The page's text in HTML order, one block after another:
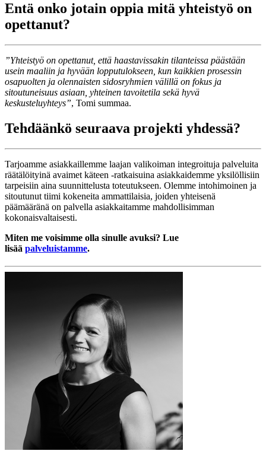
Entä onko jotain oppia mitä yhteistyö on
opettanut?
”Yhteistyö on opettanut, että haastavissakin tilanteissa päästään
usein maaliin ja hyvään lopputulokseen, kun kaikkien prosessin
osapuolten ja olennaisten sidosryhmien välillä on fokus ja
sitoutuneisuus asiaan, yhteinen tavoitetila sekä hyvä
keskusteluyhteys”, Tomi summaa.
Tehdäänkö seuraava projekti yhdessä?
Tarjoamme asiakkaillemme laajan valikoiman integroituja palveluita
räätälöityinä avaimet käteen -ratkaisuina asiakkaidemme yksilöllisiin
tarpeisiin aina suunnittelusta toteutukseen. Olemme intohimoinen ja
sitoutunut tiimi kokeneita ammattilaisia, joiden yhteisenä
päämääränä on palvella asiakkaitamme mahdollisimman
kokonaisvaltaisesti.
Miten me voisimme olla sinulle avuksi? Lue
lisää palveluistamme.